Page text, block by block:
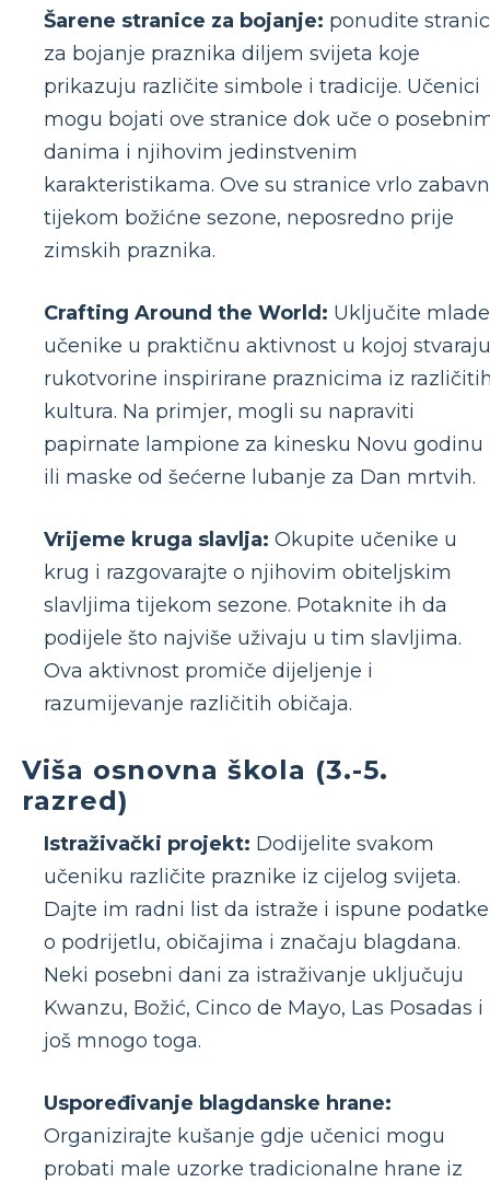
Šarene stranice za bojanje: ponudite
za bojanje praznika diljem svijeta koje
prikazuju različite simbole i tradicije. Učenici
mogu bojati ove stranice dok uče o
danima i njihovim jedinstvenim
karakteristikama. Ove su stranice vrlo
tijekom božićne sezone, neposredno prije
zimskih praznika.
Crafting Around the World: Uključite mlade
učenike u praktičnu aktivnost u kojoj stvaraju
rukotvorine inspirirane praznicima iz
kultura. Na primjer, mogli su napraviti
papirnate lampione za kinesku Novu godinu
ili maske od šećerne lubanje za Dan mrtvih.
Vrijeme kruga slavlja: Okupite učenike u
krug i razgovarajte o njihovim obiteljskim
slavljima tijekom sezone. Potaknite ih da
podijele što najviše uživaju u tim slavljima.
Ova aktivnost promiče dijeljenje i
razumijevanje različitih običaja.
Viša osnovna škola (3.-5.
razred)
Istraživački projekt: Dodijelite svakom
učeniku različite praznike iz cijelog svijeta.
Dajte im radni list da istraže i ispune podatke
o podrijetlu, običajima i značaju blagdana.
Neki posebni dani za istraživanje uključuju
Kwanzu, Božić, Cinco de Mayo, Las Posadas i
još mnogo toga.
Uspoređivanje blagdanske hrane:
Organizirajte kušanje gdje učenici mogu
probati male uzorke tradicionalne hrane iz